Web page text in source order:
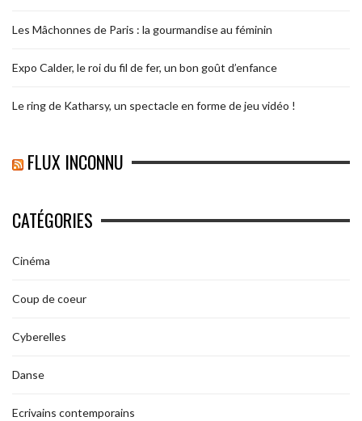
Les Mâchonnes de Paris : la gourmandise au féminin
Expo Calder, le roi du fil de fer, un bon goût d’enfance
Le ring de Katharsy, un spectacle en forme de jeu vidéo !
FLUX INCONNU
CATÉGORIES
Cinéma
Coup de coeur
Cyberelles
Danse
Ecrivains contemporains